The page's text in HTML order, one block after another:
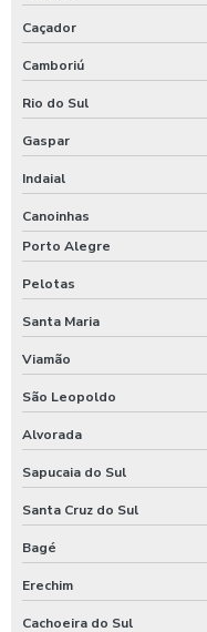
Caçador
Camboriú
Rio do Sul
Gaspar
Indaial
Canoinhas
Porto Alegre
Pelotas
Santa Maria
Viamão
São Leopoldo
Alvorada
Sapucaia do Sul
Santa Cruz do Sul
Bagé
Erechim
Cachoeira do Sul